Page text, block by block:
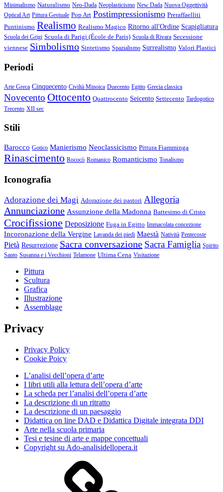
Minimalismo Naturalismo Neo-Dada Neoplasticismo New Dada Nuova Oggettività
Optical Art Pittura Gestuale Pop Art Postimpressionismo Preraffaelliti
Puntinismo Realismo Realismo Magico Ritorno all'Ordine Scapigliatura
Scuola dei Grigi Scuola di Parigi (École de Paris) Scuola di Rivara Secessione
viennese Simbolismo Sintetismo Spazialismo Surrealismo Valori Plastici
Periodi
Arte Greca Cinquecento Civiltà Minoica Duecento Egitto Grecia classica
Novecento Ottocento Quattrocento Seicento Settecento Tardogotico
Trecento XII sec
Stili
Barocco Gotico Manierismo Neoclassicismo Pittura Fiamminga
Rinascimento Rococò Romanico Romanticismo Tonalismo
Iconografia
Adorazione dei Magi Adorazione dei pastori Allegoria
Annunciazione Assunzione della Madonna Battesimo di Cristo
Crocifissione Deposizione Fuga in Egitto Immacolata concezione
Incoronazione della Vergine Lavanda dei piedi Maestà Natività Pentecoste
Pietà Resurrezione Sacra conversazione Sacra Famiglia Spirito
Santo Susanna e i Vecchioni Telamone Ultima Cena Visitazione
Pittura
Scultura
Grafica
Illustrazione
Assemblage
Privacy
Privacy Policy
Cookie Poicy
L’analisi dell’opera d’arte
I libri utili alla lettura dell’opera d’arte
La scheda per l’analisi dell’opera d’arte
La descrizione di un ritratto
La descrizione di un paesaggio
Didattica on line DAD e Didattica Digitale integrata DDI
Arte nella scuola primaria
Tesi e tesine di arte e mappe concettuali
Copyright su Ado-analisidellopera.it